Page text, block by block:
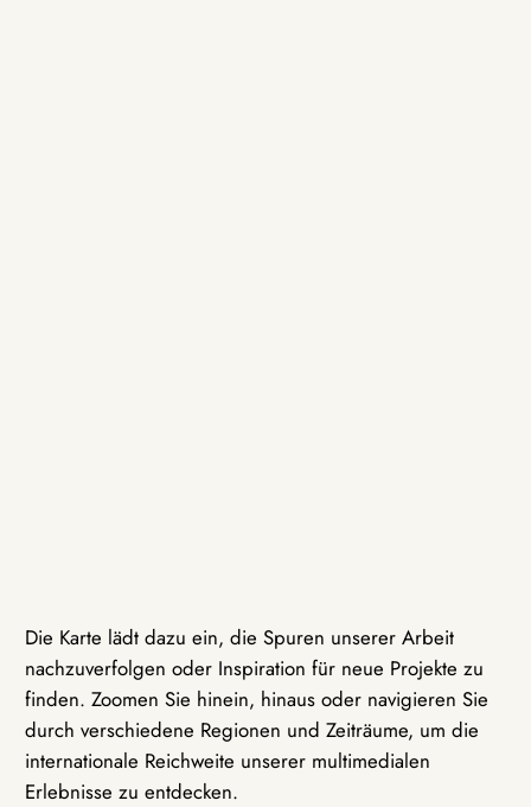
Die Karte lädt dazu ein, die Spuren unserer Arbeit
nachzuverfolgen oder Inspiration für neue Projekte zu
finden. Zoomen Sie hinein, hinaus oder navigieren Sie
durch verschiedene Regionen und Zeiträume, um die
internationale Reichweite unserer multimedialen
Erlebnisse zu entdecken.